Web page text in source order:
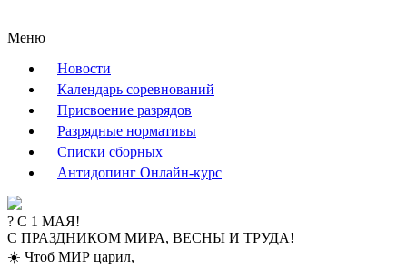
Меню
Новости
Календарь соревнований
Присвоение разрядов
Разрядные нормативы
Списки сборных
Антидопинг Онлайн-курс
️? С 1 МАЯ!
С ПРАЗДНИКОМ МИРА, ВЕСНЫ И ТРУДА!
☀️ Чтоб МИР царил,